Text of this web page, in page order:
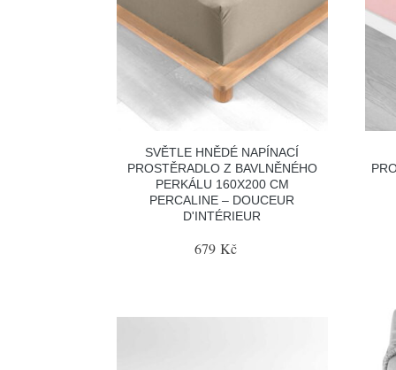
SVĚTLE HNĚDÉ NAPÍNACÍ
PROSTĚRADLO Z BAVLNĚNÉHO
PERKÁLU 160X200 CM
PERCALINE – DOUCEUR
D'INTÉRIEUR
679 Kč